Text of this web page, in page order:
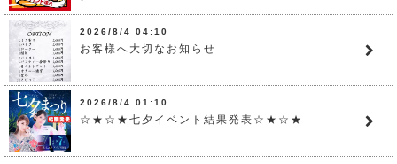
2026/8/4 04:10
お客様へ大切なお知らせ
2026/8/4 01:10
☆★☆★七夕イベント結果発表☆★☆★